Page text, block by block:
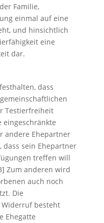
Familie,
einmal auf eine
und hinsichtlich
eine
dar.
dass
Testierfreiheit
eingeschränkte
andere Ehepartner
dass sein Ehepartner
treffen will
Zum anderen wird
auch noch
Die
Widerruf besteht
Ehegatte